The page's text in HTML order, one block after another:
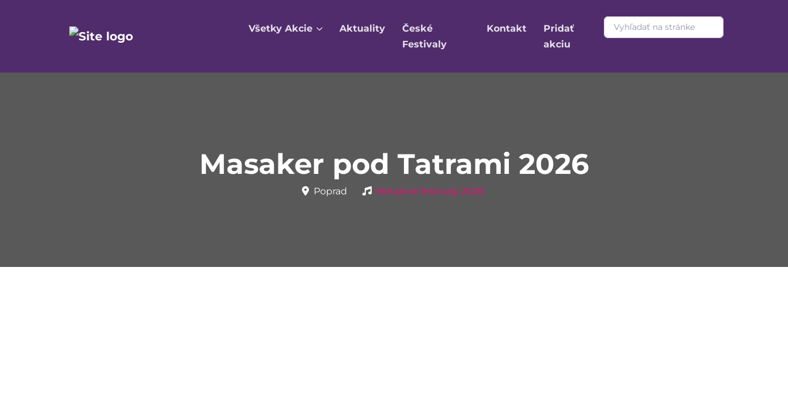
Všetky Akcie Aktuality
České
Festivaly
Kontakt
Pridať
akciu
Masaker pod Tatrami 2026
Poprad Metalové festivaly 2026